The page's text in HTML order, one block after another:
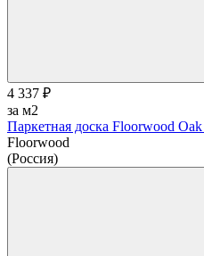
4 337 ₽
за м2
Паркетная доска Floorwood
Floorwood
(Россия)